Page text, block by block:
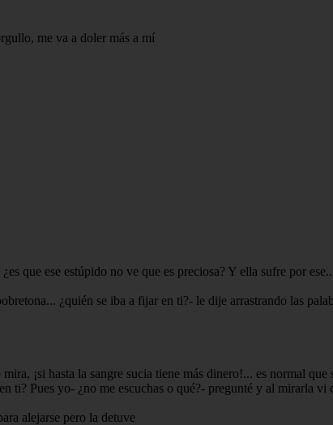
me va a doler más a mí
que ese estúpido no ve que es preciosa? Y ella sufre por
¿quién se iba a fijar en ti?- le dije arrastrando las
¡si hasta la sangre sucia tiene más dinero!... es normal
ti? Pues yo- ¿no me escuchas o qué?- pregunté y al mirarla
alejarse pero la detuve